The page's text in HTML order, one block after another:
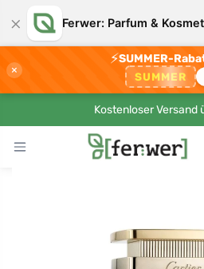
× Ferwer: Parfum &
×
⚡SUMMER-
SUMMER
Kostenloser Versand